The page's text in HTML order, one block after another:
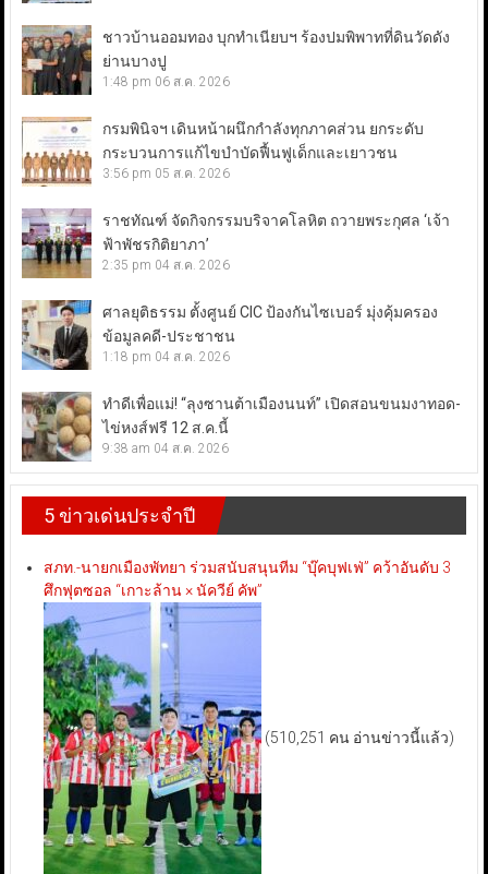
ชาวบ้านออมทอง บุกทำเนียบฯ ร้องปมพิพาทที่ดินวัดดัง
ย่านบางปู
1:48 pm 06 ส.ค. 2026
กรมพินิจฯ เดินหน้าผนึกกำลังทุกภาคส่วน ยกระดับ
กระบวนการแก้ไขบำบัดฟื้นฟูเด็กและเยาวชน
3:56 pm 05 ส.ค. 2026
ราชทัณฑ์ จัดกิจกรรมบริจาคโลหิต ถวายพระกุศล ‘เจ้า
ฟ้าพัชรกิติยาภา’
2:35 pm 04 ส.ค. 2026
ศาลยุติธรรม ตั้งศูนย์ CIC ป้องกันไซเบอร์ มุ่งคุ้มครอง
ข้อมูลคดี-ประชาชน
1:18 pm 04 ส.ค. 2026
ทำดีเพื่อแม่! “ลุงซานต้าเมืองนนท์” เปิดสอนขนมงาทอด-
ไข่หงส์ฟรี 12 ส.ค.นี้
9:38 am 04 ส.ค. 2026
5 ข่าวเด่นประจำปี
สภท.-นายกเมืองพัทยา ร่วมสนับสนุนทีม “บุ๊คบุฟเฟ่” คว้าอันดับ 3
ศึกฟุตซอล “เกาะล้าน × นัควีย์ คัพ”
(510,251 คน อ่านข่าวนี้แล้ว)